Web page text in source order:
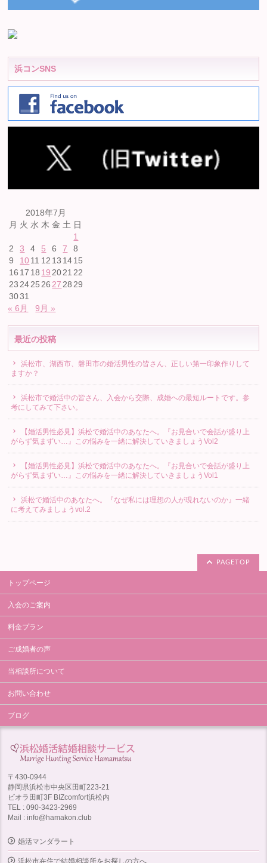
浜コンSNS
2018年7月
月 火 水 木 金 土 日
1
2
3 4 5 6 7
8
9
1011 12 13 1415
16 17 18 19 2021 22
23 2425 26 27 28 29
3031
« 6月
9月 »
最近の投稿
浜松市、湖西市、磐田市の婚活男性の皆さん、正しい第一印象作りして
ますか？
浜松市で婚活中の皆さん、入会から交際、成婚への最短ルートです。参
考にしてみて下さい。
【婚活男性必見】浜松で婚活中のあなたへ。『お見合いで会話が盛り上
がらず気まずい…』この悩みを一緒に解決していきましょうVol2
【婚活男性必見】浜松で婚活中のあなたへ。『お見合いで会話が盛り上
がらず気まずい…』この悩みを一緒に解決していきましょうVol1
浜松で婚活中のあなたへ。『なぜ私には理想の人が現れないのか』一緒
に考えてみましょうvol.2
PAGETOP
トップページ
入会のご案内
料金プラン
ご成婚者の声
当相談所について
お問い合わせ
ブログ
〒430-0944
静岡県浜松市中央区田町223-21
ビオラ田町3F BIZcomfort浜松内
TEL : 090-3423-2969
Mail : info@hamakon.club
婚活マンダラート